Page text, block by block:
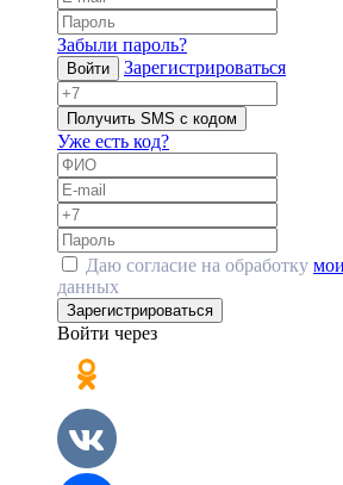
Забыли пароль?
Войти Зарегистрироваться
Получить SMS с кодом
Уже есть код?
Даю согласие на обработку
данных
Зарегистрироваться
Войти через